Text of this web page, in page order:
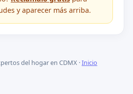
y aparecer más arriba.
del hogar en CDMX ·Inicio